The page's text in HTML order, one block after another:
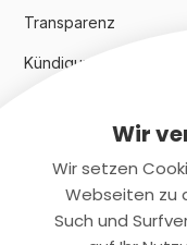
Transparenz
Kündigungsindex 2024
Rechtliches
Datenschutz
Wir
Wir setzen
Webseiten zu
Such und